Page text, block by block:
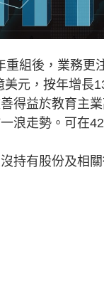
組後，業務更
元，按年增長
得益於教育主
浪走勢。可在
有股份及相關